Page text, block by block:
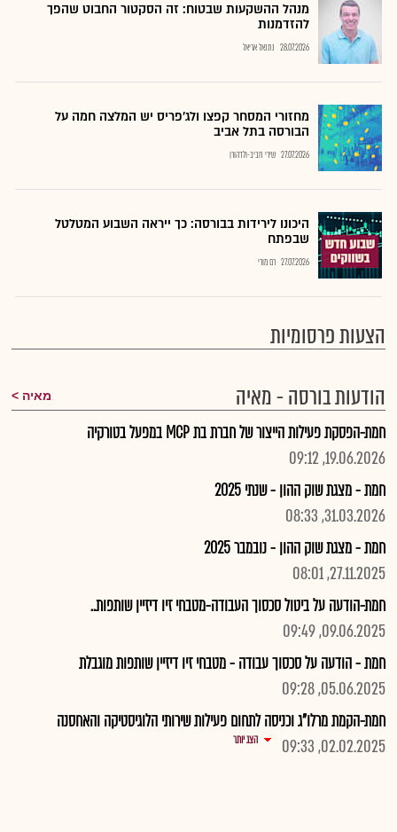
מנהל ההשקעות שבטוח: זה הסקטור החבוט שהפך
להזדמנות
28.07.2026 נתנאל אריאל
מחזורי המסחר קפצו ולג'פריס יש המלצה חמה על
הבורסה בתל אביב
27.07.2026 שירי חביב-ולדהורן
היכונו לירידות בבורסה: כך ייראה השבוע המטלטל
שבפתח
27.07.2026 רם מורי
הצעות פרסומיות
הודעות בורסה - מאיה
מאיה
חמת-הפסקת פעילות הייצור של חברת בת MCP במפעל בטורקיה
19.06.2026, 09:12
חמת - מצגת שוק ההון - שנתי 2025
31.03.2026, 08:33
חמת - מצגת שוק ההון - נובמבר 2025
27.11.2025, 08:01
חמת-הודעה על ביטול סכסוך העבודה-מטבחי זיו דיזיין שותפות..
09.06.2025, 09:49
חמת - הודעה על סכסוך עבודה - מטבחי זיו דיזיין שותפות מוגבלת
05.06.2025, 09:28
חמת-הקמת מרלו"ג וכניסה לתחום פעילות שירותי הלוגיסטיקה והאחסנה
02.02.2025, 09:33
הצג יותר